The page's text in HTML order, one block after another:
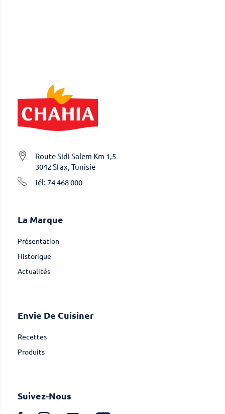
Route Sidi Salem Km 1,5
3042 Sfax, Tunisie
Tél: 74 468 000
La Marque
Présentation
Historique
Actualités
Envie De Cuisiner
Recettes
Produits
Suivez-Nous